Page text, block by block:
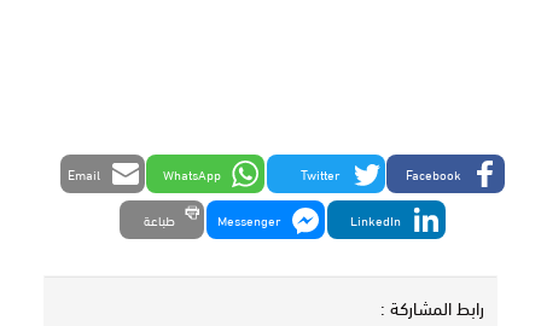
Facebook
Twitter
WhatsApp
Email
LinkedIn
Messenger طباعة
رابط المشاركة :